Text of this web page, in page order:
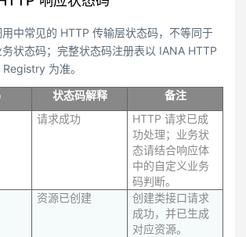
用中常见的 HTTP 传输层状态码，不等同于
状态码；完整状态码注册表以 IANA HTTP
为准。
状态码解释
备注
请求成功
HTTP 请求已成
功处理；业务状
态请结合响应体
中的自定义业务
码判断。
资源已创建
创建类接口请求
成功，并已生成
对应资源。